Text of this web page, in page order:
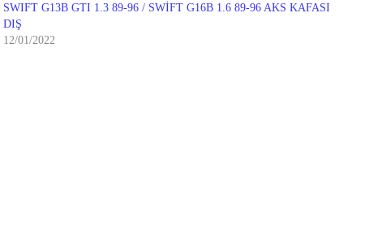
SWIFT G13B GTI 1.3 89-96 / SWİFT G16B 1.6 89-96 AKS KAFASI
DIŞ
12/01/2022